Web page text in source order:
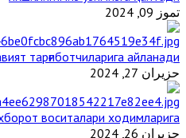
تموز 09, 2024
тарғиботчиларига айланади
حزيران 27, 2024
воситалари ходимларига
حزيران 26, 2024